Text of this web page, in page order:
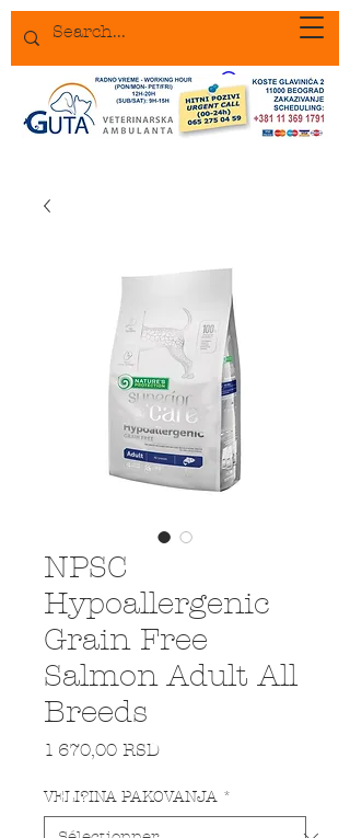
NPSC
Hypoallergenic
Grain Free
Salmon Adult All
Breeds
1 670,00 RSDPrix
VELI?INA PAKOVANJA *